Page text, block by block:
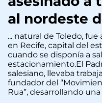
al nordeste
... natural de Toledo,
en Recife, capital del
cuando se disponía a
estacionamiento.El
salesiano, llevaba
fundador del
Rua”, desarrollando